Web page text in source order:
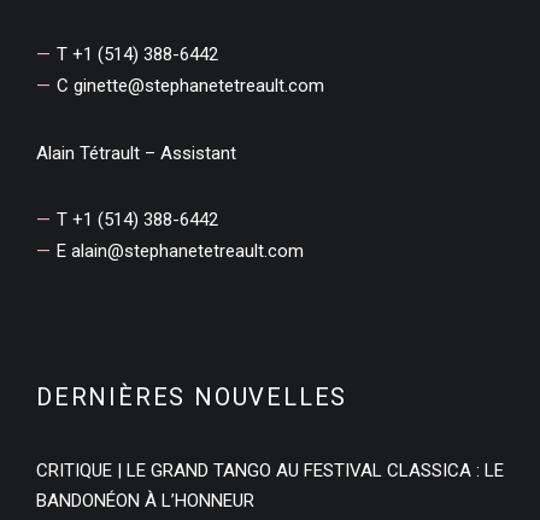
T +1 (514) 388-6442
C ginette@stephanetetreault.com
Alain Tétrault – Assistant
T +1 (514) 388-6442
E alain@stephanetetreault.com
DERNIÈRES NOUVELLES
CRITIQUE | LE GRAND TANGO AU FESTIVAL CLASSICA : LE
BANDONÉON À L’HONNEUR